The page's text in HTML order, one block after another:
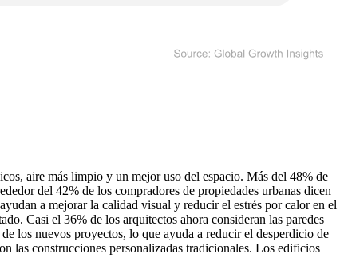
aire más limpio y un mejor uso del espacio. Más del 48% de
del 42% de los compradores de propiedades urbanas dicen
a mejorar la calidad visual y reducir el estrés por calor en el
Casi el 36% de los arquitectos ahora consideran las paredes
los nuevos proyectos, lo que ayuda a reducir el desperdicio de
las construcciones personalizadas tradicionales. Los edificios